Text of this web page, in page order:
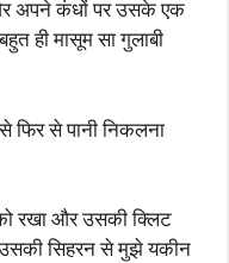
अपने कंधों पर उसके एक
ही मासूम सा गुलाबी
फिर से पानी निकलना
रखा और उसकी क्लिट
सिहरन से मुझे यकीन